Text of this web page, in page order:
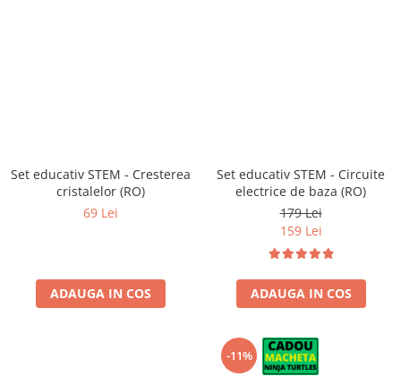
Set educativ STEM - Cresterea
cristalelor (RO)
69 Lei
ADAUGA IN COS
Set educativ STEM - Circuite
electrice de baza (RO)
179 Lei
159 Lei
ADAUGA IN COS
-11%